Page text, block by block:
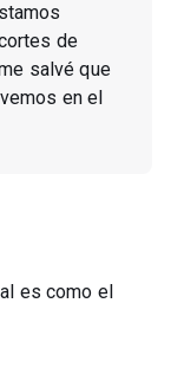
de
salvé que
en el
es como el